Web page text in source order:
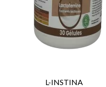
L-INSTINA